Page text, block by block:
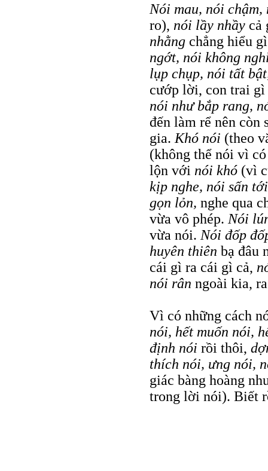
Nói mau, nói
ro), nói lầy nhầy cả
nhằng chẳng hiểu
ngớt, nói không
lụp chụp, nói tất
cướp lời, con trai
nói như bắp rang,
đến làm rể nên còn
gia. Khó nói (theo
(không thể nói vì
lộn với nói khó (vì
kịp nghe, nói sấn
gọn lỏn, nghe qua
vừa vô phép. Nói
vừa nói. Nói đốp
huyên thiên bạ đâu
cái gì ra cái gì cả,
nói rân ngoài kia,
Vì có những cách
nói, hết muốn nói,
định nói rồi thôi,
thích nói, ưng nói,
giác bàng hoàng
trong lời nói). Biết